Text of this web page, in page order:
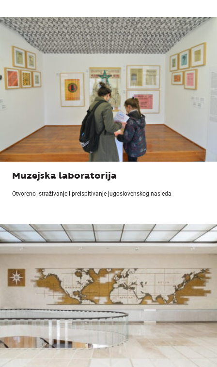
Muzejska laboratorija
Otvoreno istraživanje i preispitivanje jugoslovenskog nasleđa